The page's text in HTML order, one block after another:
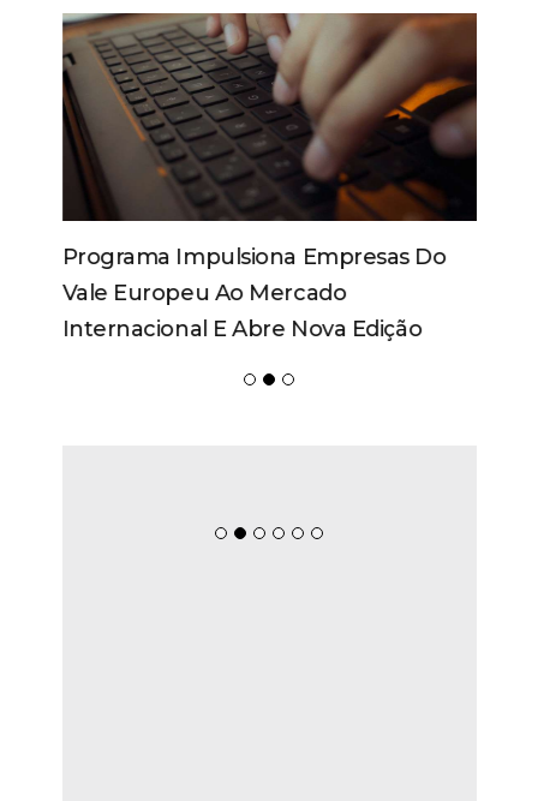
Programa Impulsiona Empresas Do
Vale Europeu Ao Mercado
Internacional E Abre Nova Edição